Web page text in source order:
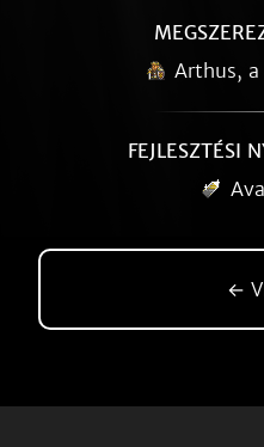
Arthus,
FEJLESZTÉSI
←